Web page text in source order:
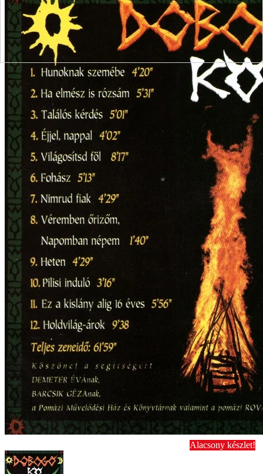
Alacsony készlet!